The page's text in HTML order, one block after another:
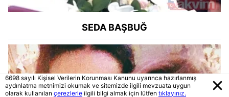
SEDA BAŞBUĞ
6698 sayılı Kişisel Verilerin Korunması Kanunu uyarınca hazırlanmış
aydınlatma metnimizi okumak ve sitemizde ilgili mevzuata uygun
olarak kullanılan çerezlerle ilgili bilgi almak için lütfen tıklayınız.